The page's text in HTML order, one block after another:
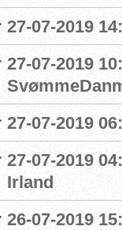
27-07-2019
27-07-2019
27-07-2019
27-07-2019
Irland
26-07-2019